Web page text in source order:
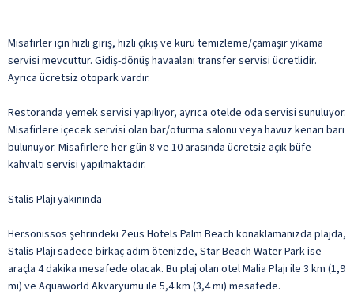
Misafirler için hızlı giriş, hızlı çıkış ve kuru temizleme/çamaşır yıkama
servisi mevcuttur. Gidiş-dönüş havaalanı transfer servisi ücretlidir.
Ayrıca ücretsiz otopark vardır.
Restoranda yemek servisi yapılıyor, ayrıca otelde oda servisi sunuluyor.
Misafirlere içecek servisi olan bar/oturma salonu veya havuz kenarı barı
bulunuyor. Misafirlere her gün 8 ve 10 arasında ücretsiz açık büfe
kahvaltı servisi yapılmaktadır.
Stalis Plajı yakınında
Hersonissos şehrindeki Zeus Hotels Palm Beach konaklamanızda plajda,
Stalis Plajı sadece birkaç adım ötenizde, Star Beach Water Park ise
araçla 4 dakika mesafede olacak. Bu plaj olan otel Malia Plajı ile 3 km (1,9
mi) ve Aquaworld Akvaryumu ile 5,4 km (3,4 mi) mesafede.